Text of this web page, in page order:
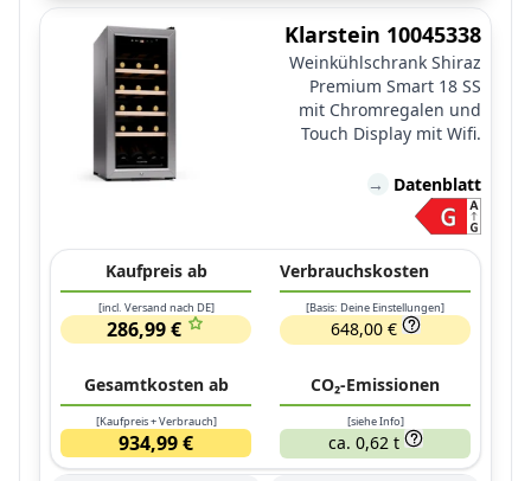
Klarstein 10045338
Weinkühlschrank Shiraz
Premium Smart 18 SS
mit Chromregalen und
Touch Display mit Wifi.
→ Datenblatt
Kaufpreis ab
[incl. Versand nach DE]
286,99 €
Verbrauchskosten
[Basis: Deine Einstellungen]
648,00 €
Gesamtkosten ab
[Kaufpreis + Verbrauch]
934,99 €
CO₂-Emissionen
[siehe Info]
ca. 0,62 t